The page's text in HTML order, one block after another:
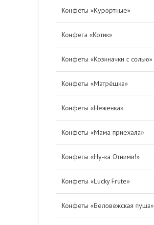
Конфеты «Курортные»
Конфета «Котик»
Конфеты «Козиначки с солью»
Конфеты «Матрёшка»
Конфеты «Неженка»
Конфеты «Мама приехала»
Конфеты «Ну-ка Отними!»
Конфеты «Lucky Frute»
Конфеты «Беловежская пуща»